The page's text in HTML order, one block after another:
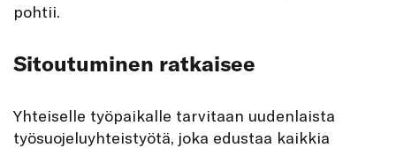
pohtii.
Sitoutuminen ratkaisee
Yhteiselle työpaikalle tarvitaan uudenlaista
työsuojeluyhteistyötä, joka edustaa kaikkia